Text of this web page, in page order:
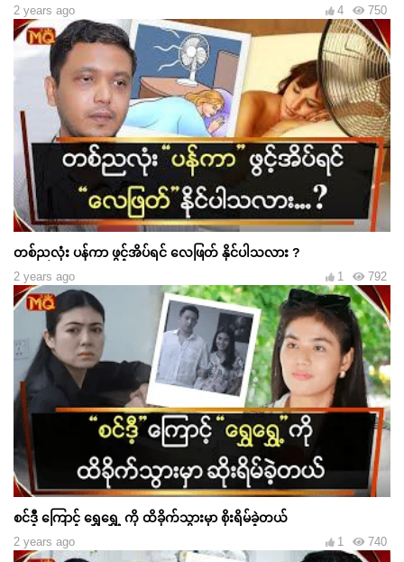
2 years ago 750
4
တစ်ညလုံး ပန်ကာ ဖွင့်အိပ်ရင် လေဖြတ် နိုင်ပါသလား ?
2 years ago 792
1
စင်ဒီ့ ကြောင့် ရွှေရွှေ့ ကို ထိခိုက်သွားမှာ စိုးရိမ်ခဲ့တယ်
2 years ago 740
1